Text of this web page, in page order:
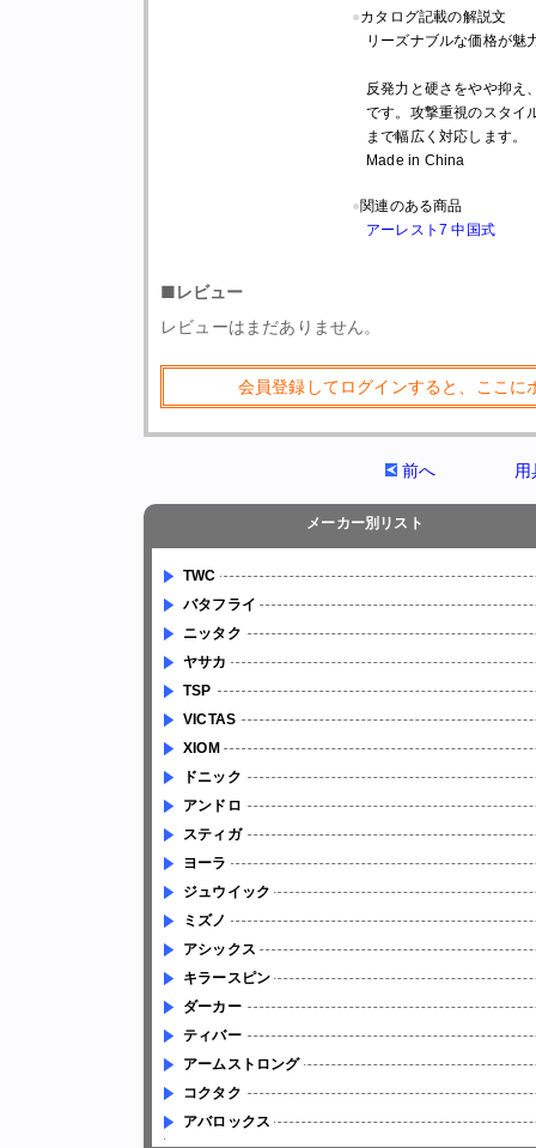
●カタログ記載の解説文
リーズナブルな価格が魅
反発力と硬さをやや抑え
です。攻撃重視のスタイ
まで幅広く対応します。
Made in China
●関連のある商品
アーレスト7 中国式
■レビュー
レビューはまだありません。
会員登録してログインすると、ここ
前へ
メーカー別リスト
TWC
バタフライ
ニッタク
ヤサカ
TSP
VICTAS
XIOM
ドニック
アンドロ
スティガ
ヨーラ
ジュウイック
ミズノ
アシックス
キラースピン
ダーカー
ティバー
アームストロング
コクタク
アバロックス